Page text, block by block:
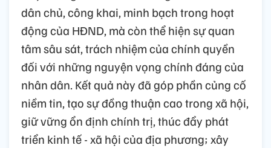
dân chủ, công khai, minh bạch trong hoạt
động của HĐND, mà còn thể hiện sự quan
tâm sâu sát, trách nhiệm của chính quyền
đối với những nguyện vọng chính đáng của
nhân dân. Kết quả này đã góp phần củng cố
niềm tin, tạo sự đồng thuận cao trong xã hội,
giữ vững ổn định chính trị, thúc đẩy phát
triển kinh tế - xã hội của địa phương; xây